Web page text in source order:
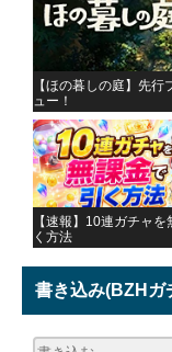
【ほの暮しの庭】先行
ュー！
【速報】10連ガチャを
く方法
書き込み(BZHガ